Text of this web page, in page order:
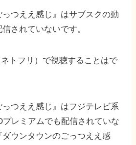
っつええ感じ』はサブスクの動
されていないです。
トフリ）で視聴することはで
っつええ感じ』はフジテレビ系
レミアムでも配信されていな
ウンタウンのごっつええ感